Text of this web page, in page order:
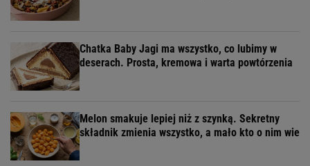
Chatka Baby Jagi ma wszystko, co lubimy w
deserach. Prosta, kremowa i warta powtórzenia
Melon smakuje lepiej niż z szynką. Sekretny
składnik zmienia wszystko, a mało kto o nim wie